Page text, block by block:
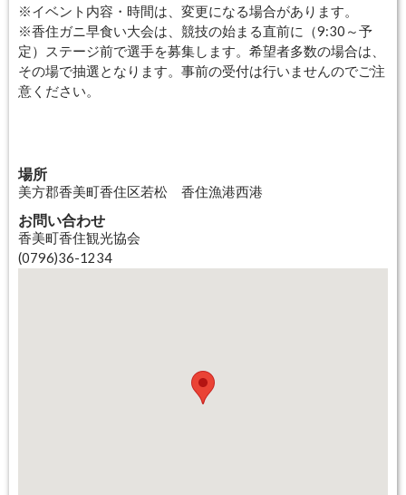
※イベント内容・時間は、変更になる場合があります。
※香住ガニ早食い大会は、競技の始まる直前に（9:30～予
定）ステージ前で選手を募集します。希望者多数の場合は、
その場で抽選となります。事前の受付は行いませんのでご注
意ください。
場所
美方郡香美町香住区若松 香住漁港西港
お問い合わせ
香美町香住観光協会
(0796)36-1234